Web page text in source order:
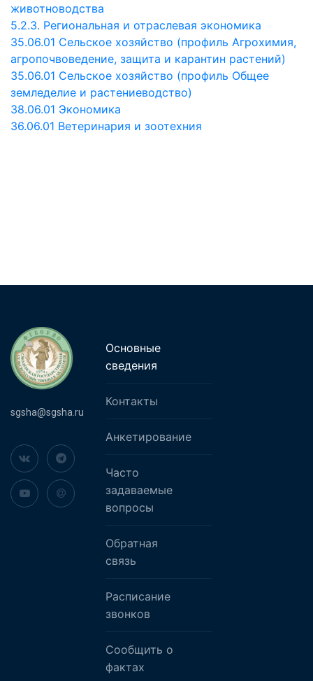
животноводства
5.2.3. Региональная и отраслевая экономика
35.06.01 Сельское хозяйство (профиль Агрохимия,
агропочвоведение, защита и карантин растений)
35.06.01 Сельское хозяйство (профиль Общее
земледелие и растениеводство)
38.06.01 Экономика
36.06.01 Ветеринария и зоотехния
sgsha@sgsha.ru
Основные
сведения
Контакты
Анкетирование
Часто
задаваемые
вопросы
Обратная
связь
Расписание
звонков
Сообщить о
фактах